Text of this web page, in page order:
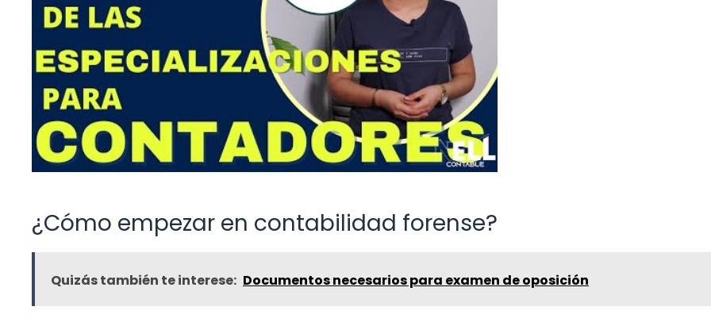
¿Cómo empezar en contabilidad forense?
Quizás también te interese: Documentos necesarios para examen de oposición